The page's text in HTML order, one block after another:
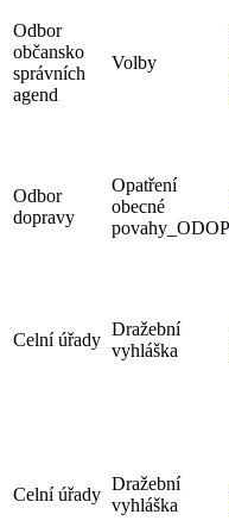
Odbor
občansko
správních
agend
Volby
Odbor
dopravy
Opatření
obecné
povahy_ODOP
Celní úřady
Dražební
vyhláška
Celní úřady
Dražební
vyhláška